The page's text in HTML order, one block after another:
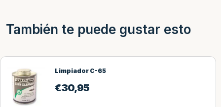
También te puede gustar esto
Limpiador C-65
€30,95